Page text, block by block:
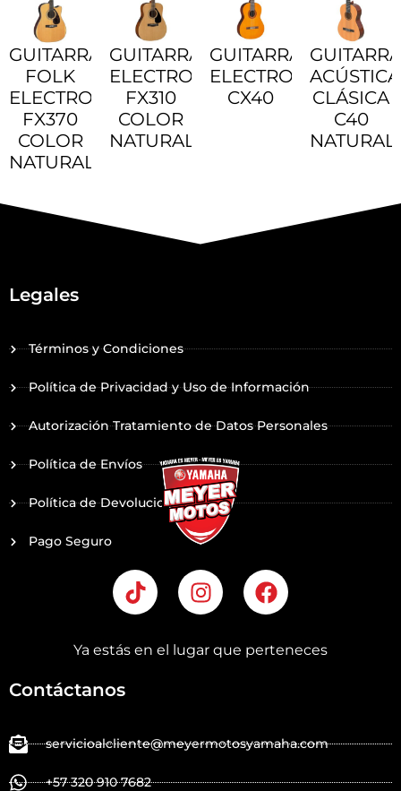
GUITARRA
FOLK
ELECTROACÚSTICA
FX370
COLOR
NATURAL
GUITARRA
ELECTROACÚSTICA
FX310
COLOR
NATURAL
GUITARRA
ELECTROACÚSTICA
CX40
GUITARRA
ACÚSTICA
CLÁSICA
C40
NATURAL
Legales
Términos y Condiciones
Política de Privacidad y Uso de Información
Autorización Tratamiento de Datos Personales
Política de Envíos
Política de Devoluciones
Pago Seguro
T
i
t
I
n
t
a
F
a
e
k
Ya estás en el lugar que perteneces
Contáctanos
servicioalcliente@meyermotosyamaha.com
+57 320 910 7682